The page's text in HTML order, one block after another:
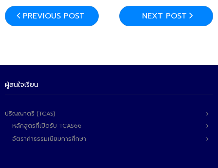
- การจัดการความรู้ (KM Scitech)
สวนดุสิต จังหวัดปราจีนบุรี
- โครงการส่งเสริมการปลูกกล้วยเล็บมือนางฯ
PREVIOUS POST NEXT POST
ผู้สนใจเรียน
ปริญญาตรี (TCAS)
หลักสูตรที่เปิดรับ TCAS66
อัตราค่าธรรมเนียมการศึกษา